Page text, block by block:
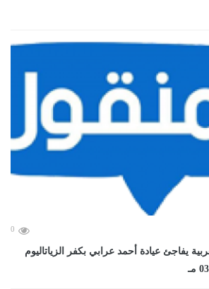
0
يفاجئ عيادة أحمد عرابي بكفر الزياتاليوم